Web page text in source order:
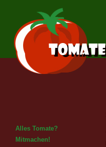
Alles Tomate?
Mitmachen!